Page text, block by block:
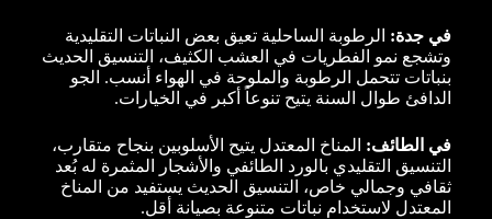
في جدة: الرطوبة الساحلية تعيق بعض النباتات التقليدية
وتشجع نمو الفطريات في العشب الكثيف، التنسيق الحديث
بنباتات تتحمل الرطوبة والملوحة في الهواء أنسب. الجو
الدافئ طوال السنة يتيح تنوعاً أكبر في الخيارات.
في الطائف: المناخ المعتدل يتيح الأسلوبين بنجاح متقارب،
التنسيق التقليدي بالورد الطائفي والأشجار المثمرة له بُعد
ثقافي وجمالي خاص، التنسيق الحديث يستفيد من المناخ
المعتدل لاستخدام نباتات متنوعة بصيانة أقل.